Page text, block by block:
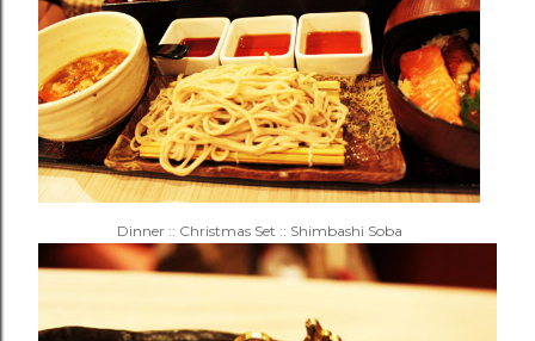
Dinner :: Christmas Set :: Shimbashi Soba